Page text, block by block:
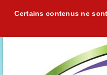
Certains contenus ne